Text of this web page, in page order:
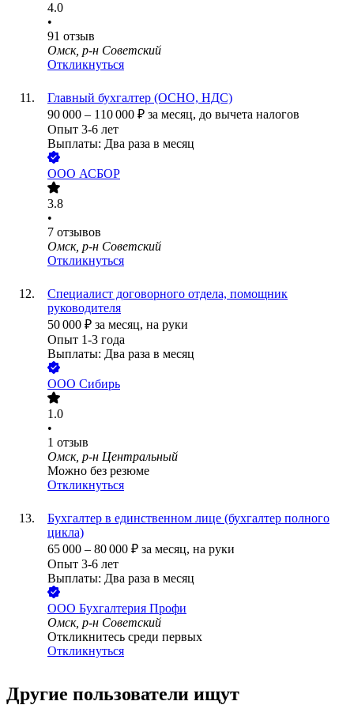
4.0
•
91 отзыв
Омск, р-н Советский
Откликнуться
Главный бухгалтер (ОСНО, НДС)
90 000 – 110 000 ₽ за месяц, до вычета налогов
Опыт 3-6 лет
Выплаты: Два раза в месяц
ООО АСБОР
3.8
•
7 отзывов
Омск, р-н Советский
Откликнуться
Специалист договорного отдела, помощник
руководителя
50 000 ₽ за месяц, на руки
Опыт 1-3 года
Выплаты: Два раза в месяц
ООО Сибирь
1.0
•
1 отзыв
Омск, р-н Центральный
Можно без резюме
Откликнуться
Бухгалтер в единственном лице (бухгалтер полного
цикла)
65 000 – 80 000 ₽ за месяц, на руки
Опыт 3-6 лет
Выплаты: Два раза в месяц
ООО Бухгалтерия Профи
Омск, р-н Советский
Откликнитесь среди первых
Откликнуться
Другие пользователи ищут